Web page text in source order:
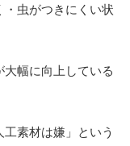
・虫がつきにくい状
幅に向上している
素材は嫌」という